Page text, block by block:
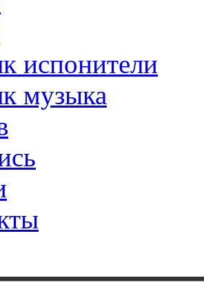
испонители
музыка